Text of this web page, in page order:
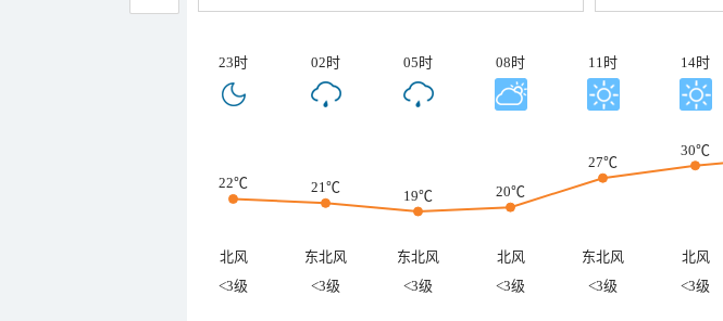
23时 02时 05时 08时 11时 14时
22℃ 21℃
19℃ 20℃
27℃
30℃
北风 东北风 东北风 北风 东北风 北风
<3级
<3级 <3级 <3级 <3级 <3级